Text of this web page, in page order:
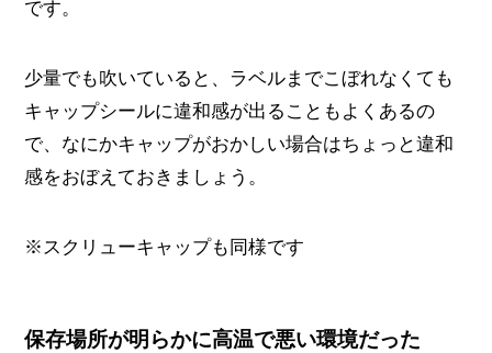
です。
少量でも吹いていると、ラベルまでこぼれなくても
キャップシールに違和感が出ることもよくあるの
で、なにかキャップがおかしい場合はちょっと違和
感をおぼえておきましょう。
※スクリューキャップも同様です
保存場所が明らかに高温で悪い環境だった